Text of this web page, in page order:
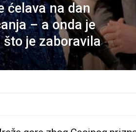
ćelava na dan
– a onda je
je zaboravila